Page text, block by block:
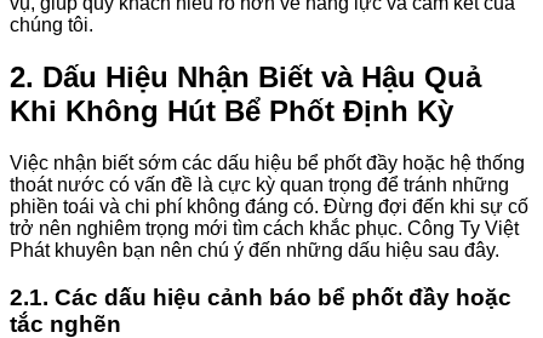
chúng tôi.
2. Dấu Hiệu Nhận Biết và Hậu Quả
Khi Không Hút Bể Phốt Định Kỳ
Việc nhận biết sớm các dấu hiệu bể phốt đầy hoặc hệ thống
thoát nước có vấn đề là cực kỳ quan trọng để tránh những
phiền toái và chi phí không đáng có. Đừng đợi đến khi sự cố
trở nên nghiêm trọng mới tìm cách khắc phục. Công Ty Việt
Phát khuyên bạn nên chú ý đến những dấu hiệu sau đây.
2.1. Các dấu hiệu cảnh báo bể phốt đầy hoặc
tắc nghẽn